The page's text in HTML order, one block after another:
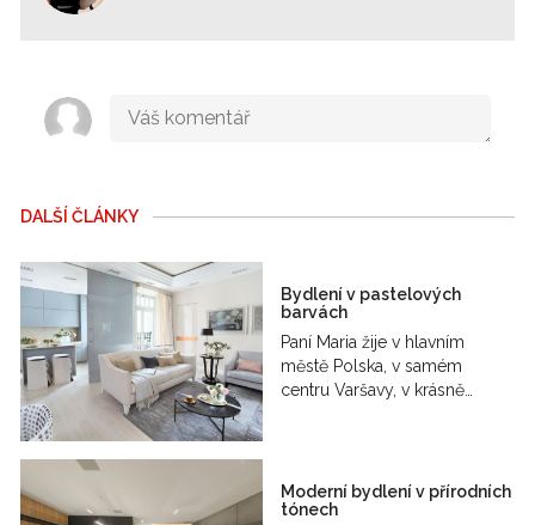
DALŠÍ ČLÁNKY
Bydlení v pastelových
barvách
Paní Maria žije v hlavním
městě Polska, v samém
centru Varšavy, v krásně…
Moderní bydlení v přírodních
tónech